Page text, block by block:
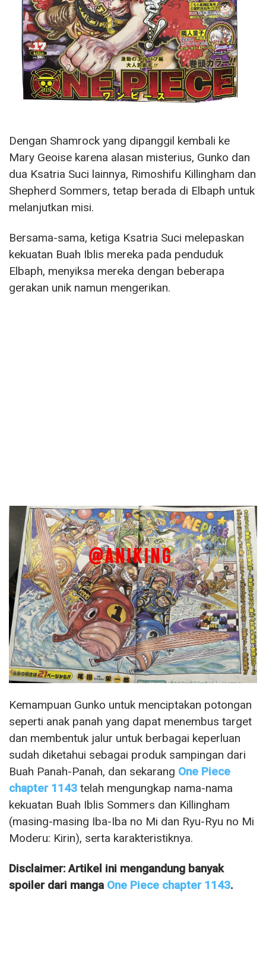
Dengan Shamrock yang dipanggil kembali ke
Mary Geoise karena alasan misterius, Gunko dan
dua Ksatria Suci lainnya, Rimoshifu Killingham dan
Shepherd Sommers, tetap berada di Elbaph untuk
melanjutkan misi.
Bersama-sama, ketiga Ksatria Suci melepaskan
kekuatan Buah Iblis mereka pada penduduk
Elbaph, menyiksa mereka dengan beberapa
gerakan unik namun mengerikan.
Kemampuan Gunko untuk menciptakan potongan
seperti anak panah yang dapat menembus target
dan membentuk jalur untuk berbagai keperluan
sudah diketahui sebagai produk sampingan dari
Buah Panah-Panah, dan sekarang One Piece
chapter 1143 telah mengungkap nama-nama
kekuatan Buah Iblis Sommers dan Killingham
(masing-masing Iba-Iba no Mi dan Ryu-Ryu no Mi
Moderu: Kirin), serta karakteristiknya.
Disclaimer: Artikel ini mengandung banyak
spoiler dari manga One Piece chapter 1143.